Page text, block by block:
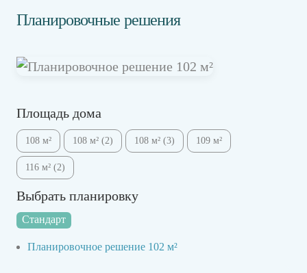
Планировочные решения
Площадь дома
108 м² 108 м² (2) 108 м² (3) 109 м²
116 м² (2)
Выбрать планировку
Стандарт
Планировочное решение 102 м²